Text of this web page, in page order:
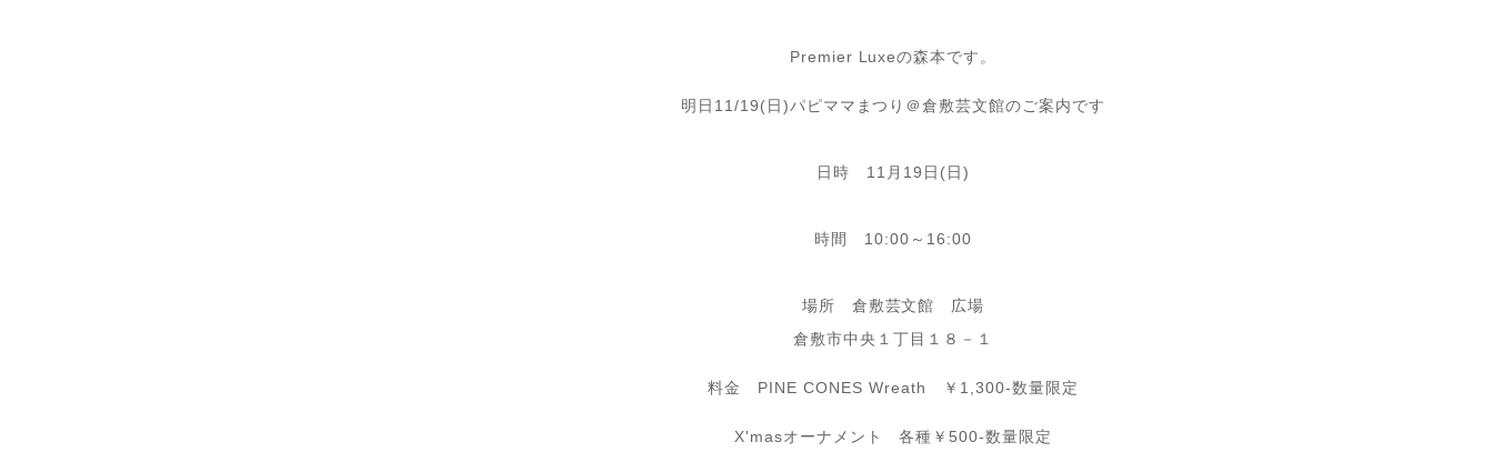
Premier Luxeの森本です。
明日11/19(日)パピママまつり＠倉敷芸文館のご案内です
日時 11月19日(日)
時間 10:00～16:00
場所 倉敷芸文館 広場
倉敷市中央１丁目１８－１
料金 PINE CONES Wreath ￥1,300-数量限定
X'masオーナメント 各種￥500-数量限定